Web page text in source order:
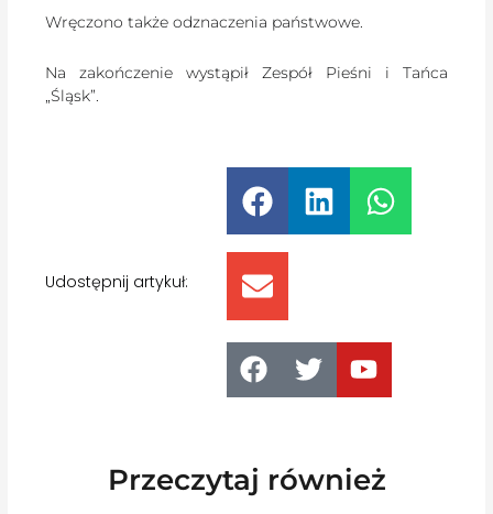
Wręczono także odznaczenia państwowe.
Na zakończenie wystąpił Zespół Pieśni i Tańca
„Śląsk”.
Udostępnij artykuł:
Przeczytaj również